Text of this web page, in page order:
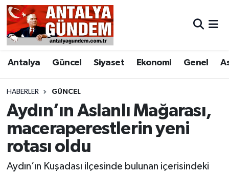
Antalya Güncel Siyaset Ekonomi Genel
HABERLER GÜNCEL
Aydın’ın Aslanlı Mağarası,
maceraperestlerin yeni
rotası oldu
Aydın’ın Kuşadası ilçesinde bulunan içerisindeki
Antalya
Asayiş
Bilim & Teknoloji
Bölge
EĞİTİM
Ekonomi
Antalya Nöbetçi Eczaneler
Antalya Hava Durumu
Antalya Namaz Vakitleri
Antalya Trafik Yoğunluk Haritası
Süper Lig Puan Durumu ve Fikstür
Tüm Manşetler